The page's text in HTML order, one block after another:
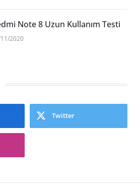
Note 8 Uzun Kullanım Testi
2020
Twitter